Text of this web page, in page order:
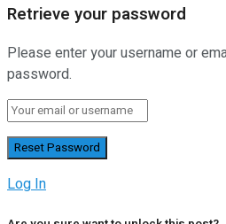
Retrieve your password
Please enter your username or
password.
Log In